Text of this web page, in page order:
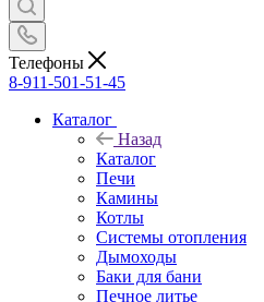
Телефоны
8-911-501-51-45
Каталог
Назад
Каталог
Печи
Камины
Котлы
Системы отопления
Дымоходы
Баки для бани
Печное литье